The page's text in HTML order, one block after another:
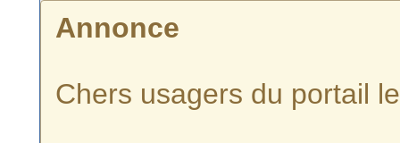
Annonce
Chers usagers du portail